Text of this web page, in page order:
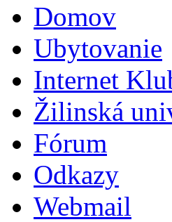
Domov
Ubytovanie
Internet
Žilinská
Fórum
Odkazy
Webmail